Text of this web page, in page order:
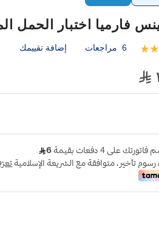
فارميا اختبار الحمل
6 مراجعات إضافة تقييمك